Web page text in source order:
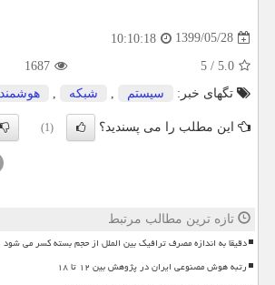
1399/05/28
10:10:18
5.0
/
5
1687
تگهای خبر:
سیستم شبكه هوشمند
این مطلب را می پسندید؟ (1)
تازه ترین مطالب مرتبط
دقیقا به اندازه مصرف ترافیک بین الملل از حجم بسته کسر می شود
رتبه هوش مصنوعی ایران در پژوهش بین ۱۲ تا ۱۸